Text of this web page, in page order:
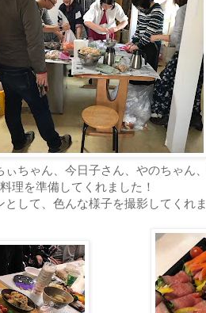
ぃちゃん、今日子さん、やのちゃん
料理を準備してくれました！
として、色んな様子を撮影してくれ